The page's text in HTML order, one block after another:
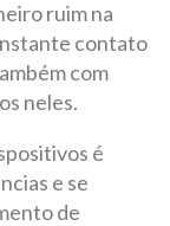
ruim na
contato
com
neles.
é
e se
de